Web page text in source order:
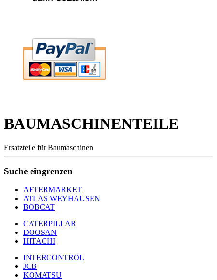
BAUMASCHINENTEILE
Ersatzteile für Baumaschinen
Suche eingrenzen
AFTERMARKET
ATLAS WEYHAUSEN
BOBCAT
CATERPILLAR
DOOSAN
HITACHI
INTERCONTROL
JCB
KOMATSU